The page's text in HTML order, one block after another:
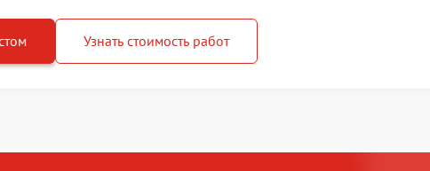
Узнать стоимость работ